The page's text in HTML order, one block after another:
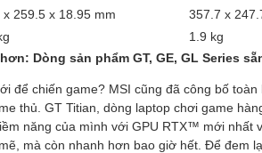
x 259.5 x 18.95 mm
357.7 x
1.9 kg
Dòng sản phẩm GT, GE, GL Series
để chiến game? MSI cũng đã công bố
thủ. GT Titian, dòng laptop chơi game
năng của mình với GPU RTX™ mới nhất
mà còn nhanh hơn bao giờ hết. Để đem